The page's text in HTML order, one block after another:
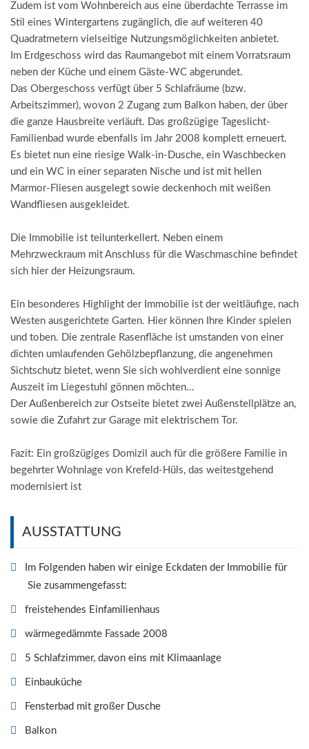
Zudem ist vom Wohnbereich aus eine überdachte Terrasse im
Stil eines Wintergartens zugänglich, die auf weiteren 40
Quadratmetern vielseitige Nutzungsmöglichkeiten anbietet.
Im Erdgeschoss wird das Raumangebot mit einem Vorratsraum
neben der Küche und einem Gäste-WC abgerundet.
Das Obergeschoss verfügt über 5 Schlafräume (bzw.
Arbeitszimmer), wovon 2 Zugang zum Balkon haben, der über
die ganze Hausbreite verläuft. Das großzügige Tageslicht-
Familienbad wurde ebenfalls im Jahr 2008 komplett erneuert.
Es bietet nun eine riesige Walk-in-Dusche, ein Waschbecken
und ein WC in einer separaten Nische und ist mit hellen
Marmor-Fliesen ausgelegt sowie deckenhoch mit weißen
Wandfliesen ausgekleidet.
Die Immobilie ist teilunterkellert. Neben einem
Mehrzweckraum mit Anschluss für die Waschmaschine befindet
sich hier der Heizungsraum.
Ein besonderes Highlight der Immobilie ist der weitläufige, nach
Westen ausgerichtete Garten. Hier können Ihre Kinder spielen
und toben. Die zentrale Rasenfläche ist umstanden von einer
dichten umlaufenden Gehölzbepflanzung, die angenehmen
Sichtschutz bietet, wenn Sie sich wohlverdient eine sonnige
Auszeit im Liegestuhl gönnen möchten...
Der Außenbereich zur Ostseite bietet zwei Außenstellplätze an,
sowie die Zufahrt zur Garage mit elektrischem Tor.
Fazit: Ein großzügiges Domizil auch für die größere Familie in
begehrter Wohnlage von Krefeld-Hüls, das weitestgehend
modernisiert ist
AUSSTATTUNG
Im Folgenden haben wir einige Eckdaten der Immobilie für
Sie zusammengefasst:
freistehendes Einfamilienhaus
wärmegedämmte Fassade 2008
5 Schlafzimmer, davon eins mit Klimaanlage
Einbauküche
Fensterbad mit großer Dusche
Balkon